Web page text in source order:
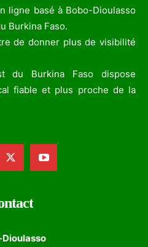
ligne basé à Bobo-Dioulasso
Burkina Faso.
de donner plus de visibilité
du Burkina Faso dispose
fiable et plus proche de la